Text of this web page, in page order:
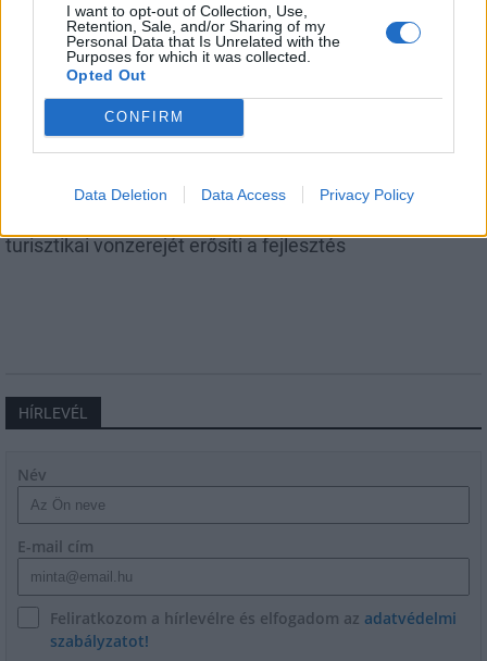
I want to opt-out of Collection, Use,
Retention, Sale, and/or Sharing of my
Personal Data that Is Unrelated with the
Purposes for which it was collected.
Opted Out
CONFIRM
Data Deletion Data Access Privacy Policy
Pest megye
turisztikai vonzerejét erősíti a fejlesztés
HÍRLEVÉL
Név
E-mail cím
Feliratkozom a hírlevélre és elfogadom az adatvédelmi
szabályzatot!